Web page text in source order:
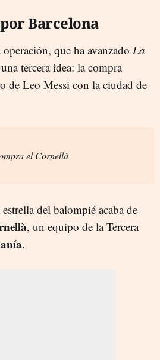
Barcelona
que ha avanzado La
tercera idea: la compra
de Leo Messi con la ciudad de
el Cornellà
del balompié acaba de
, un equipo de la Tercera
.